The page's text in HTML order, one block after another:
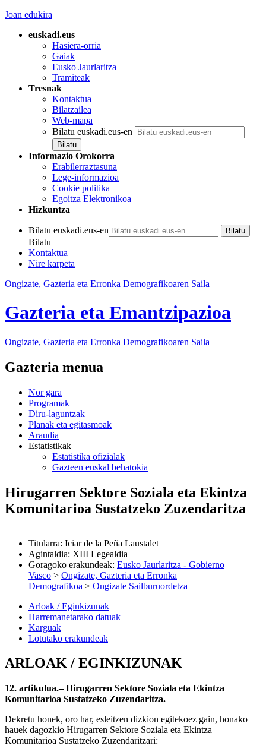
Joan edukira
euskadi.eus
Hasiera-orria
Gaiak
Eusko Jaurlaritza
Tramiteak
Tresnak
Kontaktua
Bilatzailea
Web-mapa
Bilatu euskadi.eus-en
Informazio Orokorra
Erabilerraztasuna
Lege-informazioa
Cookie politika
Egoitza Elektronikoa
Hizkuntza
Bilatu euskadi.eus-en
Bilatu
Kontaktua
Nire karpeta
Ongizate, Gazteria eta Erronka Demografikoaren Saila
Gazteria eta Emantzipazioa
Ongizate, Gazteria eta Erronka Demografikoaren Saila
Gazteria menua
Nor gara
Programak
Diru-laguntzak
Planak eta egitasmoak
Araudia
Estatistikak
Estatistika ofizialak
Gazteen euskal behatokia
Hirugarren Sektore Soziala eta Ekintza
Komunitarioa Sustatzeko Zuzendaritza
Titularra: Iciar de la Peña Laustalet
Agintaldia: XIII Legealdia
Goragoko erakundeak: Eusko Jaurlaritza - Gobierno
Vasco > Ongizate, Gazteria eta Erronka
Demografikoa > Ongizate Sailburuordetza
Arloak / Eginkizunak
Harremanetarako datuak
Karguak
Lotutako erakundeak
ARLOAK / EGINKIZUNAK
12. artikulua.– Hirugarren Sektore Soziala eta Ekintza
Komunitarioa Sustatzeko Zuzendaritza.
Dekretu honek, oro har, esleitzen dizkion egitekoez gain, honako
hauek dagozkio Hirugarren Sektore Soziala eta Ekintza
Komunitarioa Sustatzeko Zuzendaritzari: